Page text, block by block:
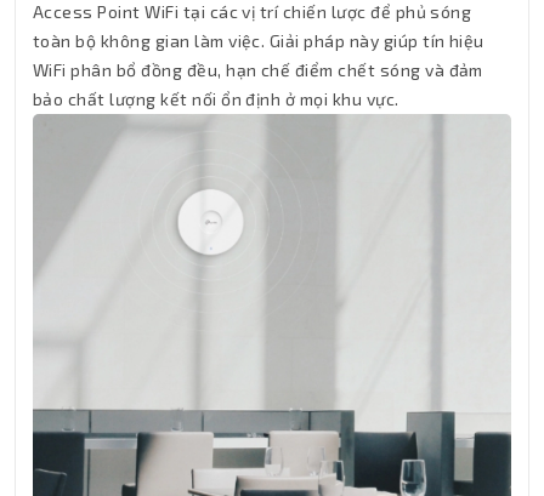
Access Point WiFi tại các vị trí chiến lược để phủ sóng
toàn bộ không gian làm việc. Giải pháp này giúp tín hiệu
WiFi phân bổ đồng đều, hạn chế điểm chết sóng và đảm
bảo chất lượng kết nối ổn định ở mọi khu vực.